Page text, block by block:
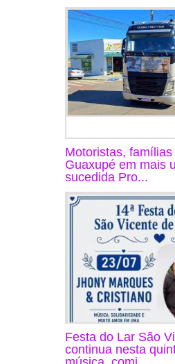
Motoristas,
Guaxupé em mais
sucedida Pro...
Festa do Lar São
continua nesta